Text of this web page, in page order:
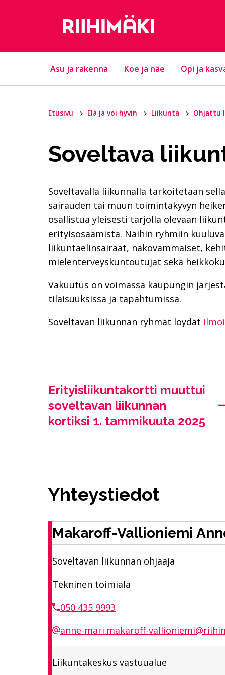
Asu ja rakenna Koe ja näe Opi ja
Etusivu Elä ja voi hyvin Liikunta Ohjattu
Soveltava
Soveltavalla liikunnalla tarkoitetaan
sairauden tai muun toimintakyvyn
osallistua yleisesti tarjolla olevaan
erityisosaamista. Näihin ryhmiin
liikuntaelinsairaat, näkövammaiset,
mielenterveyskuntoutujat sekä
Vakuutus on voimassa kaupungin
tilaisuuksissa ja tapahtumissa.
Soveltavan liikunnan ryhmät löydät
Erityisliikuntakortti muuttui
soveltavan liikunnan
kortiksi 1. tammikuuta 2025
Yhteystiedot
Makaroff-Vallioniemi
Soveltavan liikunnan ohjaaja
Tekninen toimiala
050 435 9993
anne-mari.makaroff-
Liikuntakeskus vastuualue